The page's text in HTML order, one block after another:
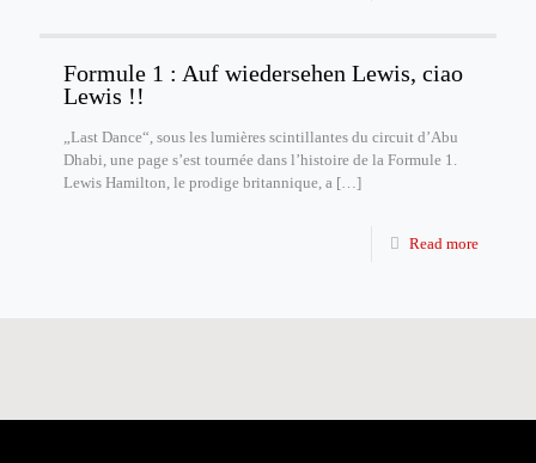
Formule 1 : Auf wiedersehen Lewis, ciao
Lewis !!
„Last Dance“, sous les lumières scintillantes du circuit d’Abu
Dhabi, une page s’est tournée dans l’histoire de la Formule 1.
Lewis Hamilton, le prodige britannique, a […]
Read more